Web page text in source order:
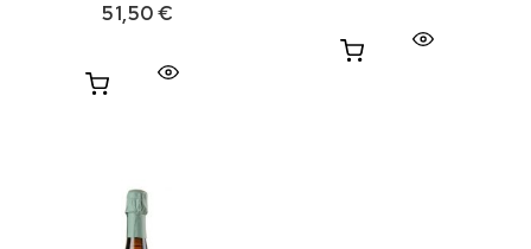
51,50€